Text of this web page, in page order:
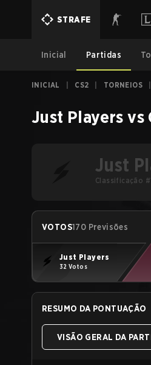
STRAFE
Inicial Partidas
INICIAL CS2 TORNEIOS
Just Players vs
Just
Classificação
VOTOS170 Previsões
Just Players
32 Votos
RESUMO DA PONTUAÇÃO
VISÃO GERAL DA